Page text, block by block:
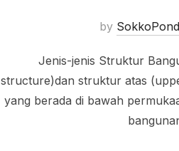
by
Jenis-jenis Struktur
structure)dan struktur atas
yang berada di bawah